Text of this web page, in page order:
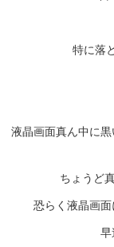
特に落
液晶画面真ん中に
ちょうど
恐らく液晶画